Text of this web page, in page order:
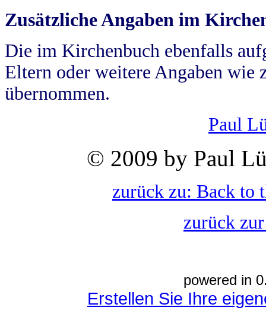
Zusätzliche Angaben im
Die im Kirchenbuch ebenfalls
Eltern oder weitere Angaben wie
übernommen.
Paul
© 2009 by Paul
zurück zu: Back to
zurück
powered in
Erstellen Sie Ihre